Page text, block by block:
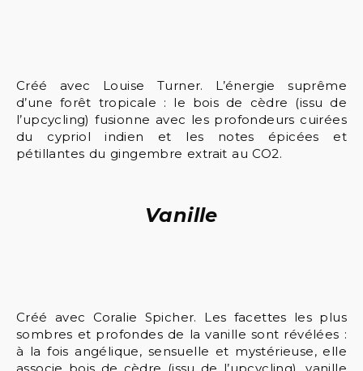
Créé avec Louise Turner. L’énergie suprême
d’une forêt tropicale : le bois de cèdre (issu de
l’upcycling) fusionne avec les profondeurs cuirées
du cypriol indien et les notes épicées et
pétillantes du gingembre extrait au CO2.
Vanille
Créé avec Coralie Spicher. Les facettes les plus
sombres et profondes de la vanille sont révélées :
à la fois angélique, sensuelle et mystérieuse, elle